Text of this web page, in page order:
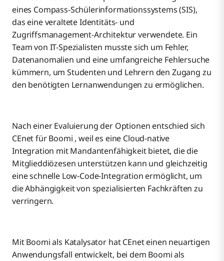
eines Compass-Schülerinformationssystems (SIS),
das eine veraltete Identitäts- und
Zugriffsmanagement-Architektur verwendete. Ein
Team von IT-Spezialisten musste sich um Fehler,
Datenanomalien und eine umfangreiche Fehlersuche
kümmern, um Studenten und Lehrern den Zugang zu
den benötigten Lernanwendungen zu ermöglichen.
Nach einer Evaluierung der Optionen entschied sich
CEnet für Boomi , weil es eine Cloud-native
Integration mit Mandantenfähigkeit bietet, die die
Mitglieddiözesen unterstützen kann und gleichzeitig
eine schnelle Low-Code-Integration ermöglicht, um
die Abhängigkeit von spezialisierten Fachkräften zu
verringern.
Mit Boomi als Katalysator hat CEnet einen neuartigen
Anwendungsfall entwickelt, bei dem Boomi als